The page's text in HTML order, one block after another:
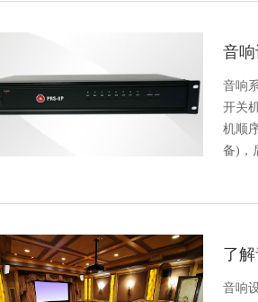
音
音响
开关
机顺
备)，
了
音响